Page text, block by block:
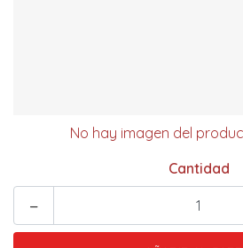
No hay imagen del
Cantidad
-